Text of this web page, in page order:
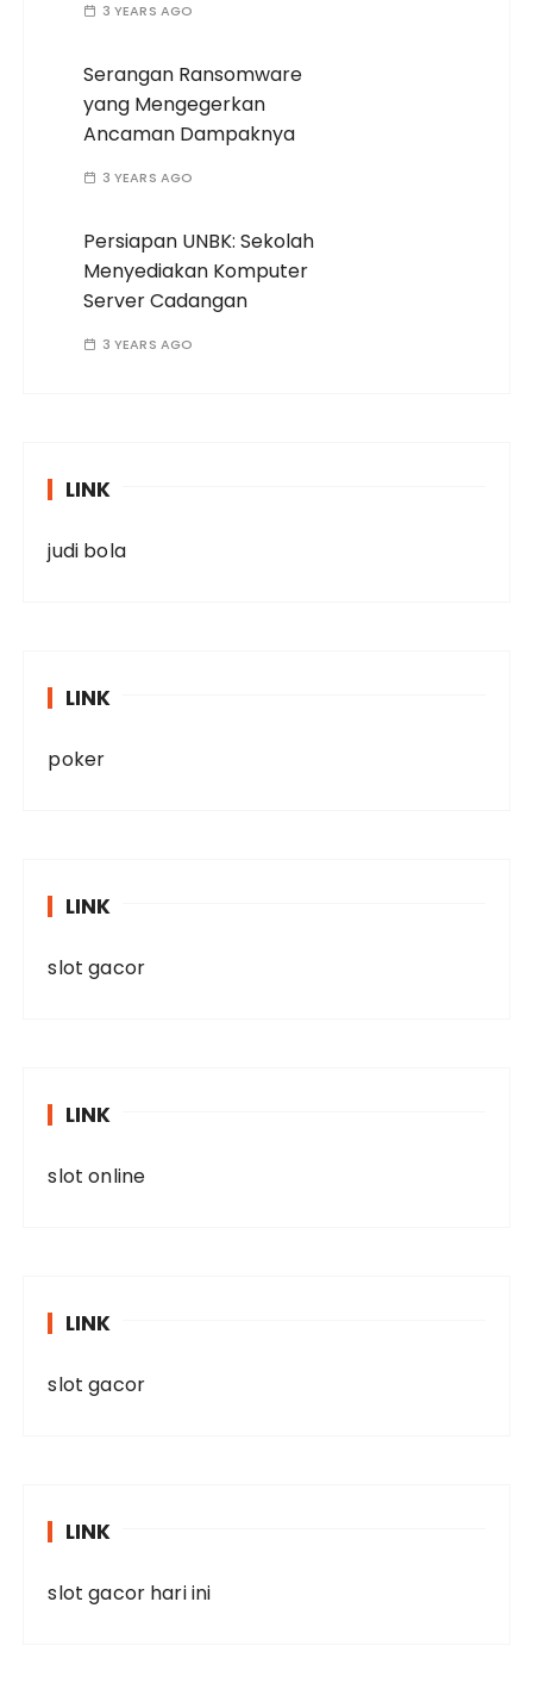
3 YEARS AGO
Serangan Ransomware
yang Mengegerkan
Ancaman Dampaknya
3 YEARS AGO
Persiapan UNBK: Sekolah
Menyediakan Komputer
Server Cadangan
3 YEARS AGO
LINK
judi bola
LINK
poker
LINK
slot gacor
LINK
slot online
LINK
slot gacor
LINK
slot gacor hari ini